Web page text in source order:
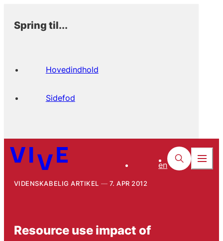
Spring til...
Hovedindhold
Sidefod
en
VIDENSKABELIG ARTIKEL 7. APR 2012
Resource use impact of